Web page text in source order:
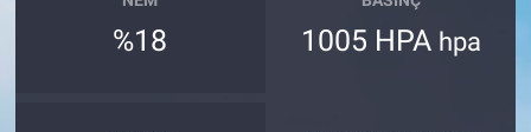
%18 1005 HPA hpa
Medya